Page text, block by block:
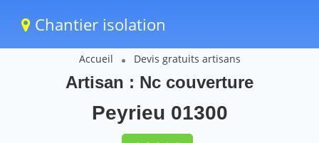
Chantier isolation
Accueil Devis gratuits artisans
Artisan : Nc couverture
Peyrieu 01300